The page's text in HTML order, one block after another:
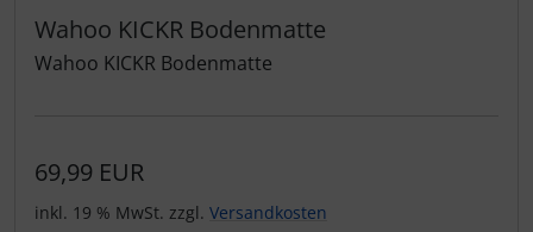
Wahoo KICKR Bodenmatte
Wahoo KICKR Bodenmatte
69,99 EUR
inkl. 19 % MwSt. zzgl. Versandkosten